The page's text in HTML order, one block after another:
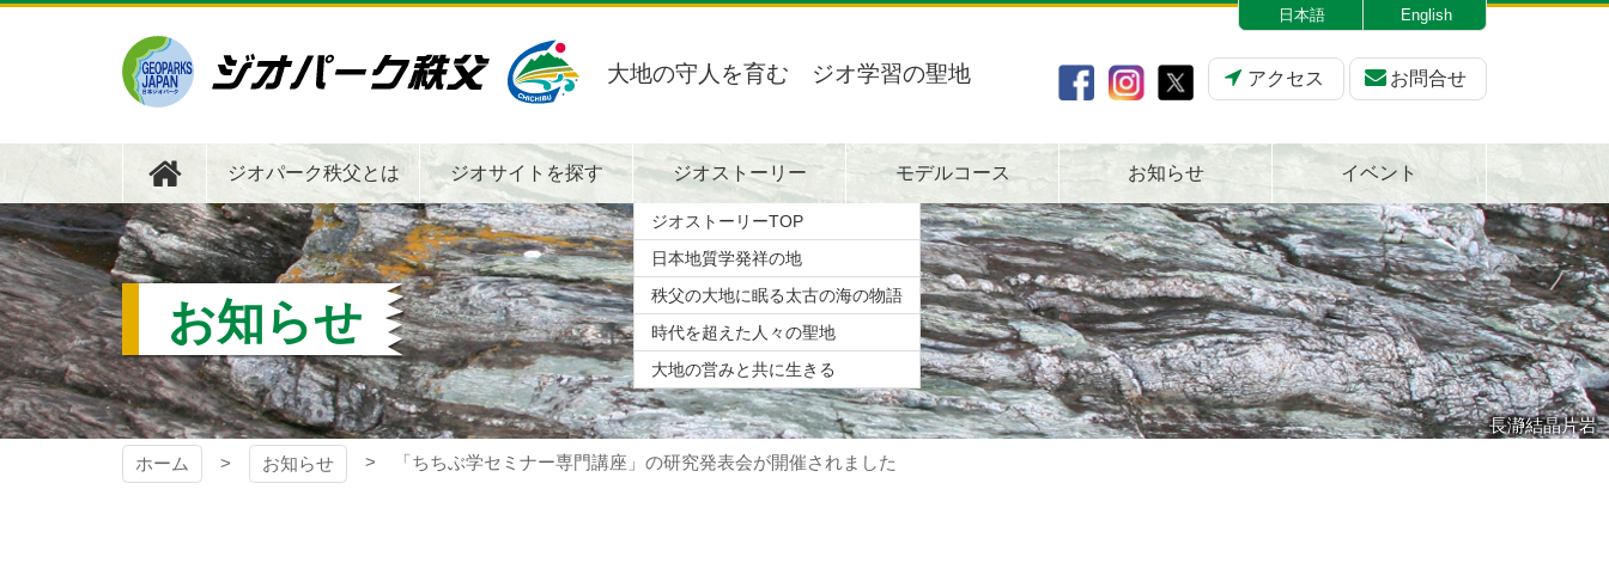
本
へ
ス
キ
ッ
プ
ジオパーク秩父
大地の守人を育む ジオ学習の聖地
日本語 English
アクセス お問合せ
ジオパーク秩父とは ジオサイトを探す ジオストーリー
ジオストーリーTOP
日本地質学発祥の地
秩父の大地に眠る太古の海の物語
時代を超えた人々の聖地
大地の営みと共に生きる
モデルコース お知らせ イベント
お知らせ
長瀞結晶片岩
ホーム
お知らせ 「ちちぶ学セミナー専門講座」の研究発表会が開催されました